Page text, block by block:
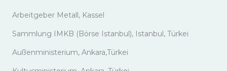
Arbeitgeber Metall, Kassel
Sammlung IMKB (Börse Istanbul), Istanbul, Türkei
Außenministerium, Ankara,Türkei